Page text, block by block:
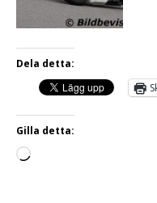
Dela detta:
Gilla detta: